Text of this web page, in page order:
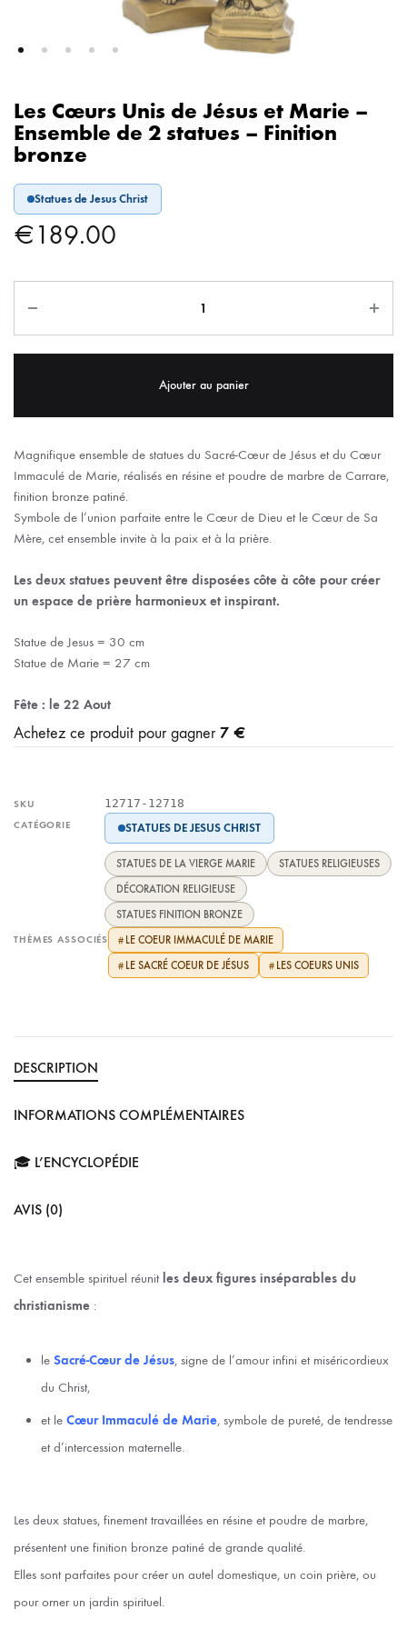
Les Cœurs Unis de Jésus et Marie –
Ensemble de 2 statues – Finition
bronze
Statues de Jesus Christ
€189.00
Ajouter au panier
Magnifique ensemble de statues du Sacré-Cœur de Jésus et du Cœur
Immaculé de Marie, réalisés en résine et poudre de marbre de Carrare,
finition bronze patiné.
Symbole de l’union parfaite entre le Cœur de Dieu et le Cœur de Sa
Mère, cet ensemble invite à la paix et à la prière.
Les deux statues peuvent être disposées côte à côte pour créer
un espace de prière harmonieux et inspirant.
Statue de Jesus = 30 cm
Statue de Marie = 27 cm
Fête : le 22 Aout
Achetez ce produit pour gagner7 €
SKU 12717-12718
CATÉGORIE STATUES DE JESUS CHRIST
STATUES DE LA VIERGE MARIE
STATUES RELIGIEUSES
DÉCORATION RELIGIEUSE
STATUES FINITION BRONZE
THÈMES ASSOCIÉS # LE COEUR IMMACULÉ DE MARIE
# LE SACRÉ COEUR DE JÉSUS # LES COEURS UNIS
DESCRIPTION
INFORMATIONS COMPLÉMENTAIRES
🎓 L’ENCYCLOPÉDIE
AVIS (0)
Cet ensemble spirituel réunit les deux figures inséparables du
christianisme :
le Sacré-Cœur de Jésus, signe de l’amour infini et miséricordieux
du Christ,
et le Cœur Immaculé de Marie, symbole de pureté, de tendresse
et d’intercession maternelle.
Les deux statues, finement travaillées en résine et poudre de marbre,
présentent une finition bronze patiné de grande qualité.
Elles sont parfaites pour créer un autel domestique, un coin prière, ou
pour orner un jardin spirituel.